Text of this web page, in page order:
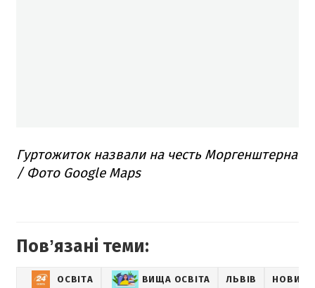
Гуртожиток назвали на честь Моргенштерна
/ Фото Google Maps
Повʼязані теми:
ОСВІТА ВИЩА ОСВІТА ЛЬВІВ